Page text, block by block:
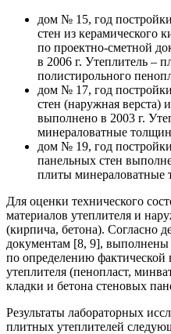
дом № 15, год
стен из керамического
по проектно-сметной
в 2006 г. Утеплитель –
полистирольного
дом № 17, год
стен (наружная верста)
выполнено в 2003 г.
минераловатные
дом № 19, год
панельных стен
плиты минераловатные
Для оценки технического
материалов утеплителя и
(кирпича, бетона). Согласно
документам [8, 9], выполнены
по определению фактической
утеплителя (пенопласт,
кладки и бетона стеновых
Результаты лабораторных
плитных утеплителей